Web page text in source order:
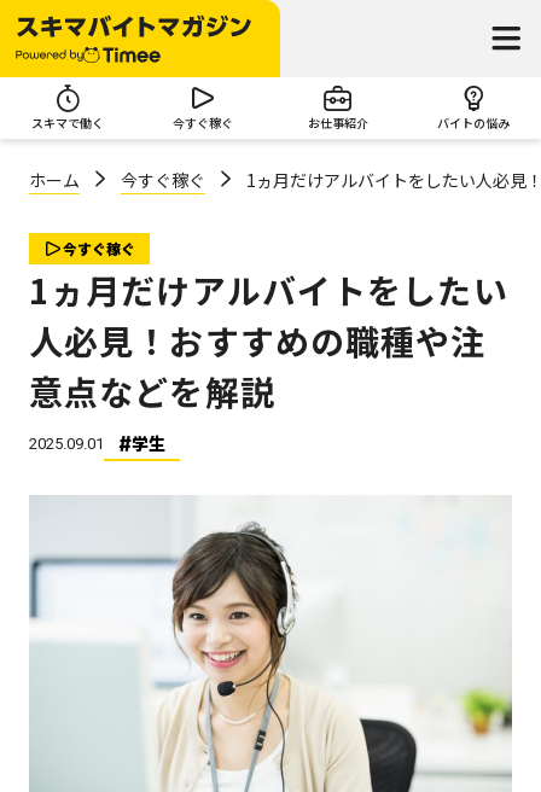
スキマで働く 今すぐ稼ぐ お仕事紹介 バイトの悩み
ホーム 今すぐ稼ぐ 1ヵ月だけアルバイトをしたい人必見
今すぐ稼ぐ
1ヵ月だけアルバイトをしたい
人必見！おすすめの職種や注
意点などを解説
2025.09.01 学生